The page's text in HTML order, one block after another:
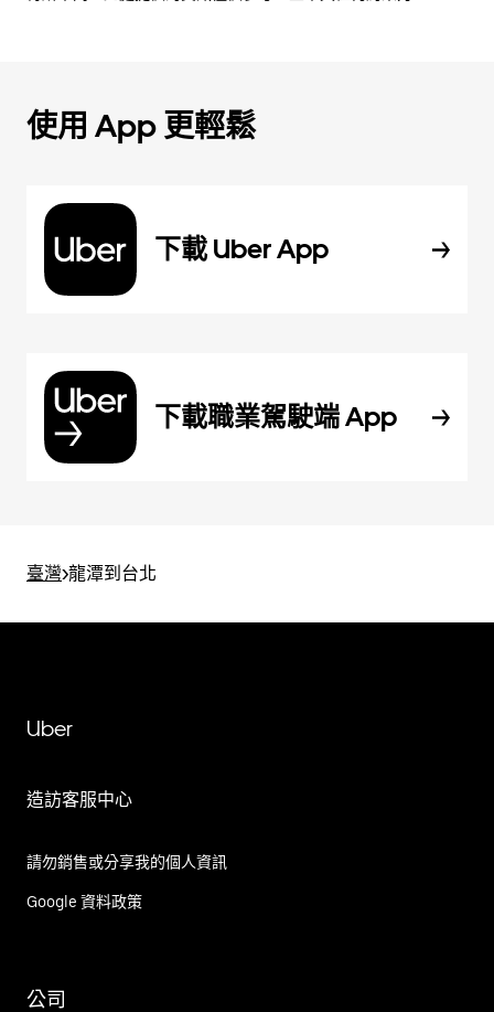
使用 App 更輕鬆
下載 Uber App
下載職業駕駛端 App
臺灣>龍潭到台北
Uber
造訪客服中心
請勿銷售或分享我的個人資訊
Google 資料政策
公司